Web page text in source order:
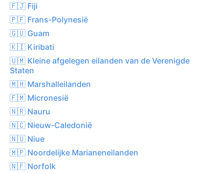
🇫🇯 Fiji
🇵🇫 Frans-Polynesië
🇬🇺 Guam
🇰🇮 Kiribati
🇺🇲 Kleine afgelegen eilanden van de Verenigde
Staten
🇲🇭 Marshalleilanden
🇫🇲 Micronesië
🇳🇷 Nauru
🇳🇨 Nieuw-Caledonië
🇳🇺 Niue
🇲🇵 Noordelijke Marianeneilanden
🇳🇫 Norfolk